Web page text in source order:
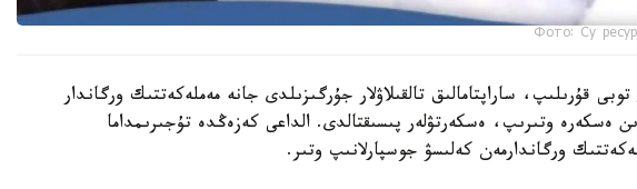
Фото: Су
قۇرىلىپ، ساراپتامالىق تالقىلاۋلار جۇرگىزىلدى جانە مەملەكەتتىك ورگاندار
ەسكەرە وتىرىپ، ەسكەرتۋلەر پىسىقتالدى. الداعى كەزەڭدە تۇجىرىمداما
ورگاندارمەن كەلىسۋ جوسپارلانىپ وتىر.